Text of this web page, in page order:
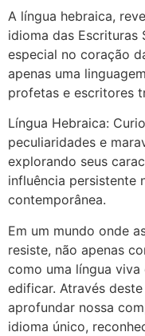
A língua hebraica,
idioma das Escrituras
especial no coração
apenas uma
profetas e escritores
Língua Hebraica:
peculiaridades e
explorando seus
influência persistente
contemporânea.
Em um mundo onde
resiste, não apenas
como uma língua
edificar. Através
aprofundar nossa
idioma único,